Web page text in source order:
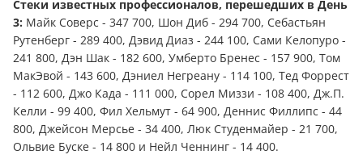
Стеки известных профессионалов, перешедших в День
3: Майк Соверс - 347 700, Шон Диб - 294 700, Себастьян
Рутенберг - 289 400, Дэвид Диаз - 244 100, Сами Келопуро -
241 800, Дэн Шак - 182 600, Умберто Бренес - 157 900, Том
МакЭвой - 143 600, Дэниел Негреану - 114 100, Тед Форрест
- 112 600, Джо Када - 111 000, Сорел Миззи - 108 400, Дж.П.
Келли - 99 400, Фил Хельмут - 64 900, Деннис Филлипс - 44
800, Джейсон Мерсье - 34 400, Люк Студенмайер - 21 700,
Ольвие Буске - 14 800 и Нейл Ченнинг - 14 400.